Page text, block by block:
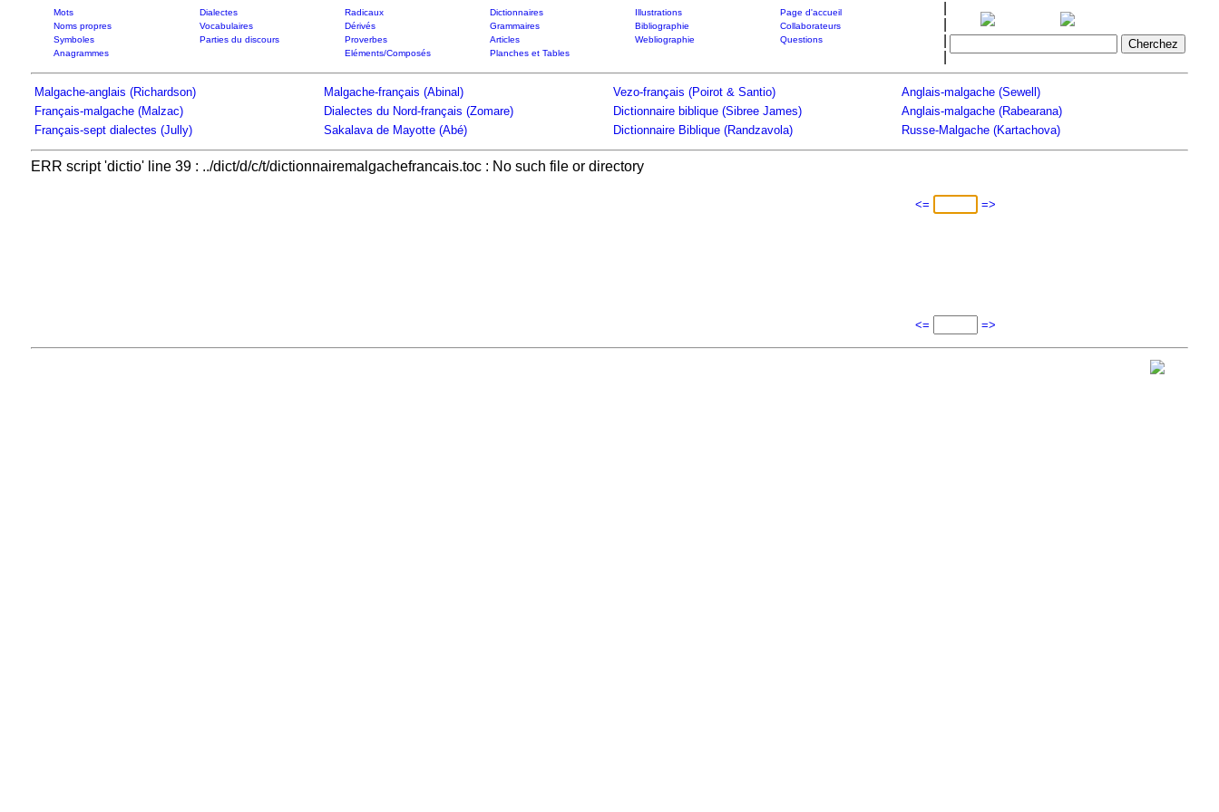
Mots Dialectes Radicaux Dictionnaires Illustrations
Page d'accueil
Noms propres
Vocabulaires Dérivés Grammaires Bibliographie
Collaborateurs
Symboles
Parties du discours Proverbes Articles Webliographie
Questions
Anagrammes
Eléments/Composés Planches et Tables
Malgache-anglais (Richardson) Malgache-français (Abinal) Vezo-français (Poirot & Santio)
Anglais-malgache (Sewell)
Français-malgache (Malzac)
Dialectes du Nord-français (Zomare) Dictionnaire biblique (Sibree James)
Anglais-malgache (Rabearana)
Français-sept dialectes (Jully)
Sakalava de Mayotte (Abé) Dictionnaire Biblique (Randzavola) Russe-Malgache (Kartachova)
ERR script 'dictio' line 39 : ../dict/d/c/t/dictionnairemalgachefrancais.toc : No such file or directory
<= =>
<= =>